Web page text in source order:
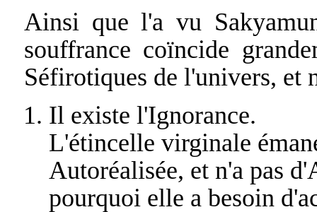
Ainsi que l'a vu
souffrance coïncide
Séfirotiques de l'univers, et
Il existe l'Ignorance.
L'étincelle virginale
Autoréalisée, et n'a pas
pourquoi elle a besoin